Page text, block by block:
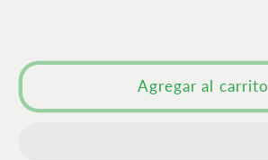
|
autenticidad,
|
La
autenticidad,
Agregar al carrito